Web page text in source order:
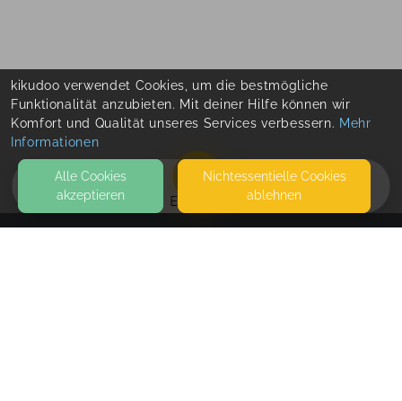
EVENTS
kikudoo verwendet Cookies, um die bestmögliche
Funktionalität anzubieten. Mit deiner Hilfe können wir
Komfort und Qualität unseres Services verbessern. Mehr
Informationen
Alle Cookies
akzeptieren
Nicht­essentielle Cookies
ablehnen